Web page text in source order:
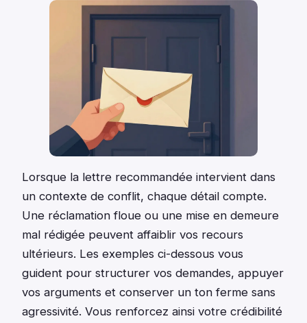
Lorsque la lettre recommandée intervient dans
un contexte de conflit, chaque détail compte.
Une réclamation floue ou une mise en demeure
mal rédigée peuvent affaiblir vos recours
ultérieurs. Les exemples ci-dessous vous
guident pour structurer vos demandes, appuyer
vos arguments et conserver un ton ferme sans
agressivité. Vous renforcez ainsi votre crédibilité